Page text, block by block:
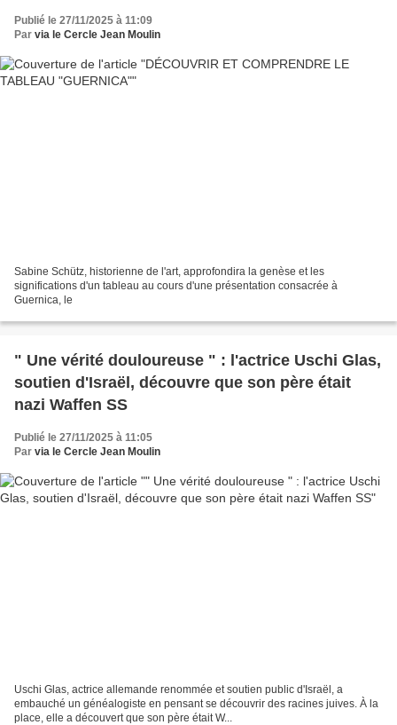
Publié le 27/11/2025 à 11:09
Par via le Cercle Jean Moulin
Sabine Schütz, historienne de l'art, approfondira la genèse et les
significations d'un tableau au cours d'une présentation consacrée à
Guernica, le
" Une vérité douloureuse " : l'actrice Uschi Glas,
soutien d'Israël, découvre que son père était
nazi Waffen SS
Publié le 27/11/2025 à 11:05
Par via le Cercle Jean Moulin
Uschi Glas, actrice allemande renommée et soutien public d'Israël, a
embauché un généalogiste en pensant se découvrir des racines juives. À la
place, elle a découvert que son père était W...